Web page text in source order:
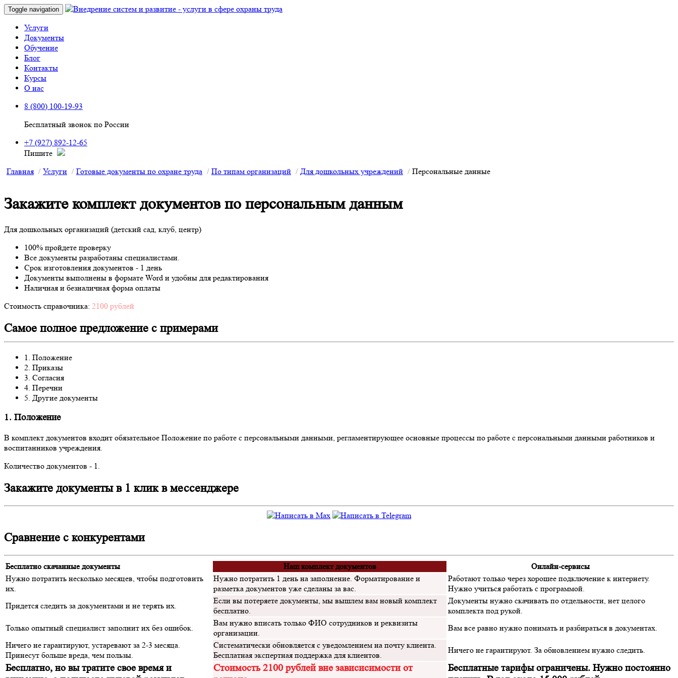
Toggle navigation
Услуги
Документы
Обучение
Блог
Контакты
Курсы
О нас
8 (800) 100-19-93
Бесплатный звонок по России
+7 (927) 892-12-65
Пишите
Главная
Услуги Готовые документы по охране труда По типам организаций Для дошкольных учреждений Персональные данные
Закажите комплект документов по персональным данным
Для дошкольных организаций (детский сад, клуб, центр)
100% пройдете проверку
Все документы разработаны специалистами.
Срок изготовления документов - 1 день
Документы выполнены в формате Word и удобны для редактирования
Наличная и безналичная форма оплаты
Стоимость справочника: 2100 рублей
Самое полное предложение с примерами
1. Положение
2. Приказы
3. Согласия
4. Перечни
5. Другие документы
1. Положение
В комплект документов входит обязательное Положение по работе с персональными данными, регламентирующее основные процессы по работе с персональными данными работников и
воспитанников учреждения.
Количество документов - 1.
Закажите документы в 1 клик в мессенджере
Сравнение с конкурентами
Бесплатно скачанные документы Наш комплект документов
Онлайн-сервисы
Нужно потратить несколько месяцев, чтобы подготовить
их.
Нужно потратить 1 день на заполнение. Форматирование и
разметка документов уже сделаны за вас.
Работают только через хорошее подключение к интернету.
Нужно учиться работать с программой.
Придется следить за документами и не терять их.
Если вы потеряете документы, мы вышлем вам новый комплект
бесплатно.
Документы нужно скачивать по отдельности, нет целого
комплекта под рукой.
Только опытный специалист заполнит их без ошибок.
Вам нужно вписать только ФИО сотрудников и реквизиты
организации.
Вам все равно нужно понимать и разбираться в документах.
Ничего не гарантируют, устаревают за 2-3 месяца.
Принесут больше вреда, чем пользы.
Систематически обновляется с уведомлением на почту клиента.
Бесплатная экспертная поддержка для клиентов.
Ничего не гарантируют. За обновлением нужно следить.
Бесплатно, но вы тратите свое время и
Стоимость 2100 рублей вне зависисимости от
Бесплатные тарифы ограничены. Нужно постоянно